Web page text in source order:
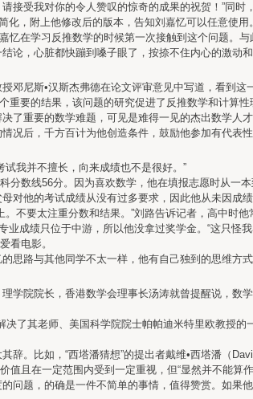
接受我对你的令人赞叹的惊奇的成果的祝贺！”同
，附上他修改后的版本，告知刘嘉忆可以任意使用
在学习反推数学的时候第一次接触到这个问题。
论，心脏都快蹦到嗓子眼了，按捺不住内心的激
尼斯•汉斯杰弗德在论文评审意见中写道，看到这
要的结果，该问题的研究促进了反推数学和计算性
重要的数学难题，可见是难得一见的杰出数学人
后，千方百计为他创造条件，鼓励他参加有代表性
我并不擅长，向来成绩也不是很好。”
数线56分。因为喜欢数学，他在填报志愿时从一
对他的考试成绩从没有过多要求，因此他从未因成
要太注重分数和结果。”刘路告诉记者，高中时
成绩只位于中游，所以他没拿过奖学金。“这只怪
看电影。
路与其他同学不太一样，他有自己独到的思维方式
院院长，香港数学会理事长汤涛就曾提醒说，数
其老师、美国科学院院士帕帕迪米特里欧教授
。比如，“西塔潘猜想”的提出者戴维•西塔潘（
且在一定范围内受到一定重视，但“显然并不能算作
题，的确是一件不简单的事情，值得赞赏。如果